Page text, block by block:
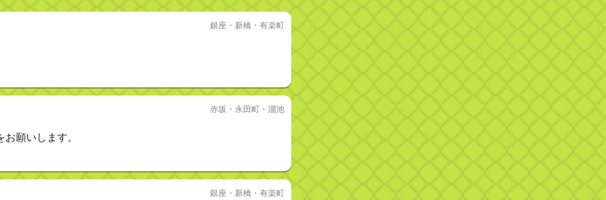
銀座・新橋・有楽町
赤坂・永田町・溜池
願いします。
銀座・新橋・有楽町